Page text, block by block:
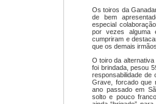
Os toiros da
de bem
especial
por vezes alguma
cumpriram e
que os demais
O toiro da
foi brindada, pesou
responsabilidade de
Grave, forcado que
ano passado em
solto e pouco